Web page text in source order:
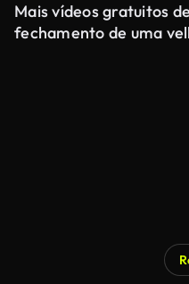
Mais vídeos gratuitos
fechamento de uma